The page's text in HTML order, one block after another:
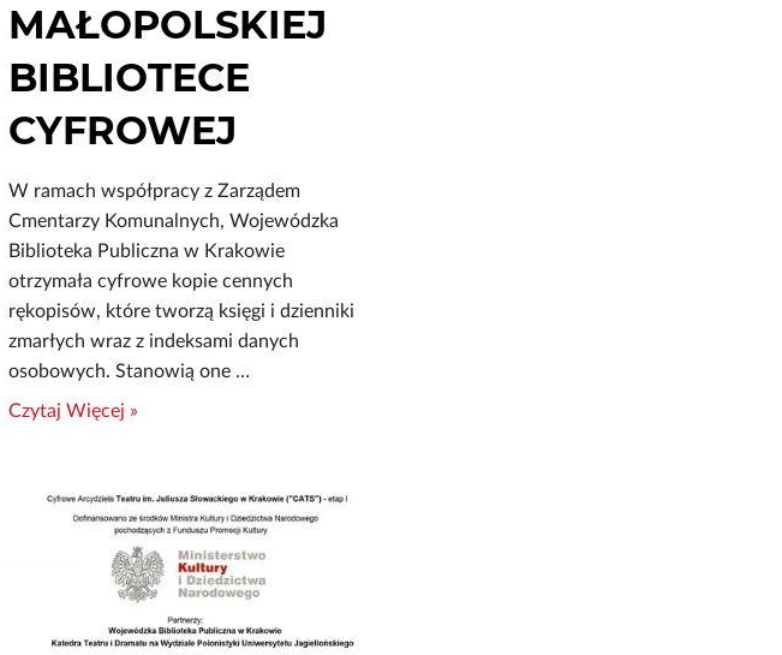
MAŁOPOLSKIEJ
BIBLIOTECE
CYFROWEJ
W ramach współpracy z Zarządem
Cmentarzy Komunalnych, Wojewódzka
Biblioteka Publiczna w Krakowie
otrzymała cyfrowe kopie cennych
rękopisów, które tworzą księgi i dzienniki
zmarłych wraz z indeksami danych
osobowych. Stanowią one …
Czytaj Więcej »